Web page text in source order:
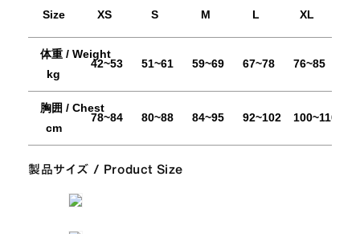
TOPS
Functional clothing
BOTTOMS
Size XS S M L XL
体重 / Weight
kg
42~53 51~61 59~69 67~78 76~85
胸囲 / Chest
cm
78~84 80~88 84~95 92~102 100~110
製品サイズ / Product Size